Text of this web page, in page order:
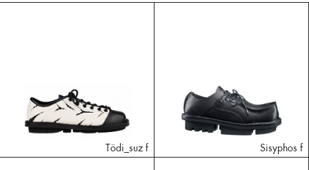
Tödi_suz f Sisyphos f